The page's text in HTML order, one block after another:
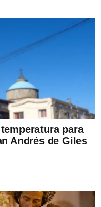
para
Andrés de Giles